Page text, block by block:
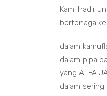
Kami hadir
bertenaga
dalam
dalam pipa
yang ALFA
dalam sering